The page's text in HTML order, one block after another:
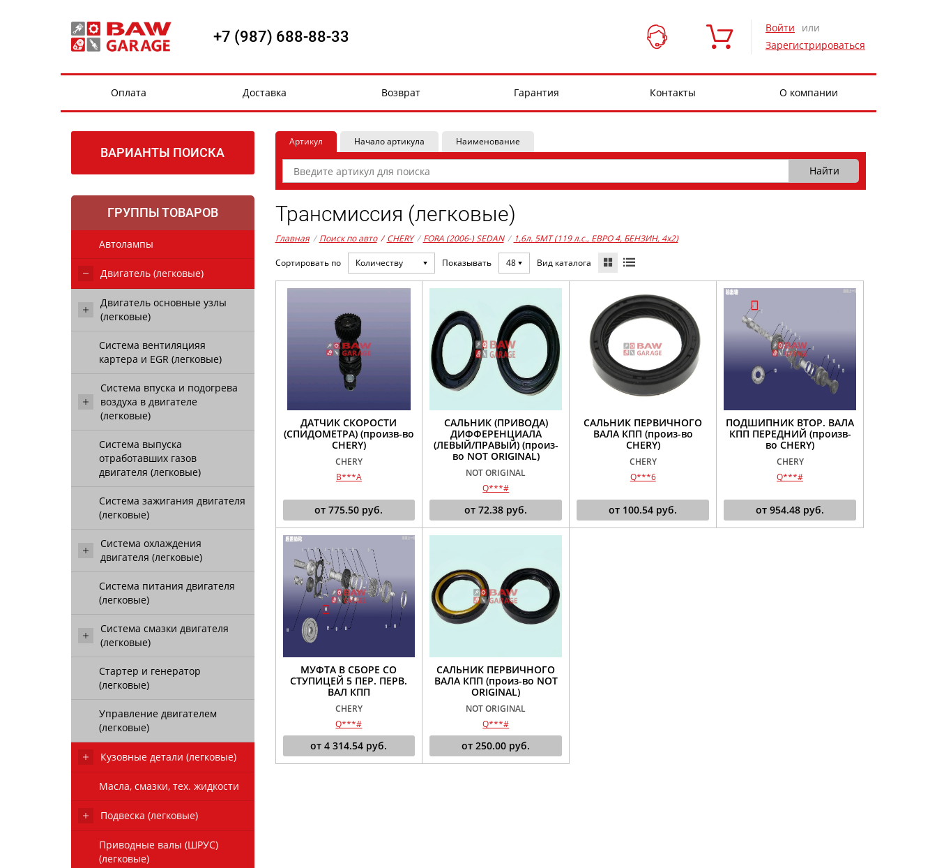
+7 (987) 688-88-33 Войти
или
Зарегистрироваться
Оплата Доставка Возврат Гарантия Контакты О компании
ВАРИАНТЫ ПОИСКА
ГРУППЫ ТОВАРОВ
Автолампы
Двигатель (легковые)
Двигатель основные узлы
(легковые)
Система вентиляцияя
картера и EGR (легковые)
Система впуска и подогрева
воздуха в двигателе
(легковые)
Система выпуска
отработавших газов
двигателя (легковые)
Система зажигания двигателя
(легковые)
Система охлаждения
двигателя (легковые)
Система питания двигателя
(легковые)
Система смазки двигателя
(легковые)
Стартер и генератор
(легковые)
Управление двигателем
(легковые)
Кузовные детали (легковые)
Масла, смазки, тех. жидкости
Подвеска (легковые)
Приводные валы (ШРУС)
(легковые)
Артикул Начало артикула Наименование
Трансмиссия (легковые)
Главная / Поиск по авто / CHERY / FORA (2006-) SEDAN / 1,6л. 5MT (119 л.с., ЕВРО 4, БЕНЗИН, 4x2)
Сортировать по Количеству Показывать 48 Вид каталога
ДАТЧИК СКОРОСТИ
(СПИДОМЕТРА) (произв-во
CHERY)
CHERY
B***A
от775.50 руб.
САЛЬНИК (ПРИВОДА)
ДИФФЕРЕНЦИАЛА
(ЛЕВЫЙ/ПРАВЫЙ) (произ-
во NOT ORIGINAL)
NOT ORIGINAL
Q***#
от72.38 руб.
САЛЬНИК ПЕРВИЧНОГО
ВАЛА КПП (произ-во
CHERY)
CHERY
Q***6
от 100.54 руб.
ПОДШИПНИК ВТОР. ВАЛА
КПП ПЕРЕДНИЙ (произв-
во CHERY)
CHERY
Q***#
от954.48 руб.
МУФТА В СБОРЕ СО
СТУПИЦЕЙ 5 ПЕР. ПЕРВ.
ВАЛ КПП
CHERY
Q***#
от4 314.54 руб.
САЛЬНИК ПЕРВИЧНОГО
ВАЛА КПП (произ-во NOT
ORIGINAL)
NOT ORIGINAL
Q***#
от250.00 руб.